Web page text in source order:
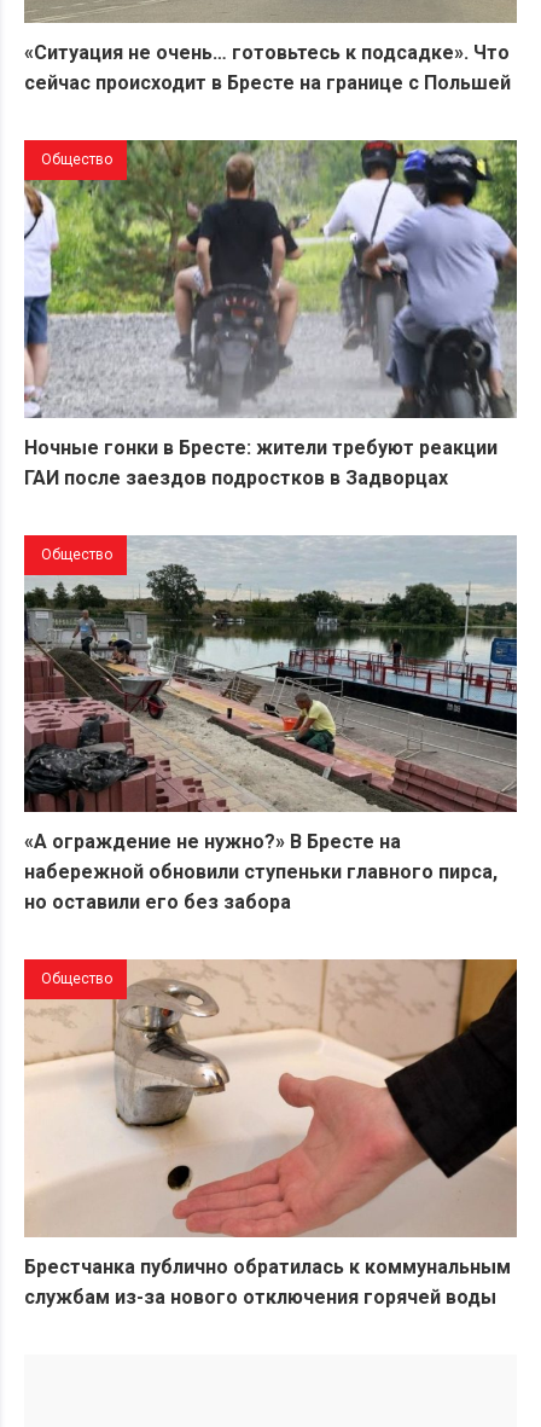
«Ситуация не очень… готовьтесь к подсадке». Что
сейчас происходит в Бресте на границе с Польшей
Общество
Ночные гонки в Бресте: жители требуют реакции
ГАИ после заездов подростков в Задворцах
Общество
«А ограждение не нужно?» В Бресте на
набережной обновили ступеньки главного пирса,
но оставили его без забора
Общество
Брестчанка публично обратилась к коммунальным
службам из-за нового отключения горячей воды